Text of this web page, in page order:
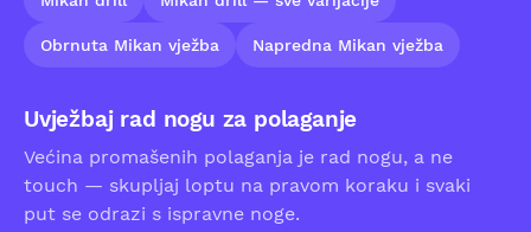
Obrnuta Mikan vježba Napredna Mikan vježba
Uvježbaj rad nogu za polaganje
Većina promašenih polaganja je rad nogu, a ne
touch — skupljaj loptu na pravom koraku i svaki
put se odrazi s ispravne noge.